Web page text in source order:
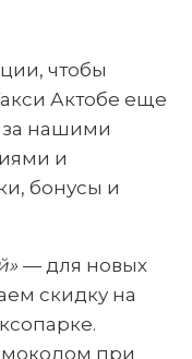
чтобы
Актобе еще
нашими
и
бонусы и
— для новых
скидку на
при